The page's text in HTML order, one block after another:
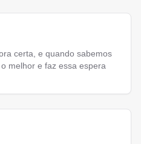
certa, e quando sabemos
melhor e faz essa espera